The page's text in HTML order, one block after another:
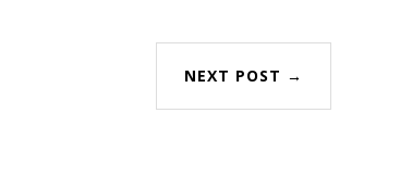
NEXT POST →